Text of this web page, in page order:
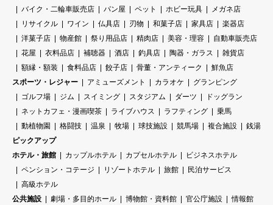
バイク・二輪車販売店
パン屋 ペット ホビー玩具
メガネ店
リサイクル
ワイン 仏具店 刃物 和菓子店 家具店
楽器店
洋菓子店
物産館 祭り用品店 精肉店 美容・理容
自動車販売店
花屋
衣料品店 補聴器 酒店 釣具店 陶器・ガラス
雑貨店
額縁・額装
食料品店 餃子店 骨董・アンティーク
鮮魚店
スポーツ・レジャー
アミューズメント カラオケ
グランピング
ゴルフ場
ジム スイミング スタジアム ダーツ
ドッグラン
ネットカフェ・漫画喫茶
ライブハウス ラフティング
乗馬
動植物園
格闘技 温泉 牧場 球技施設 競馬場 複合施設
銭湯
ピックアップ
ホテル・旅館
カップルホテル カプセルホテル
ビジネスホテル
ペンション・コテージ
リゾートホテル 旅館
民泊サービス
高級ホテル
公共施設
劇場・多目的ホール 博物館・資料館 官公庁施設
情報館